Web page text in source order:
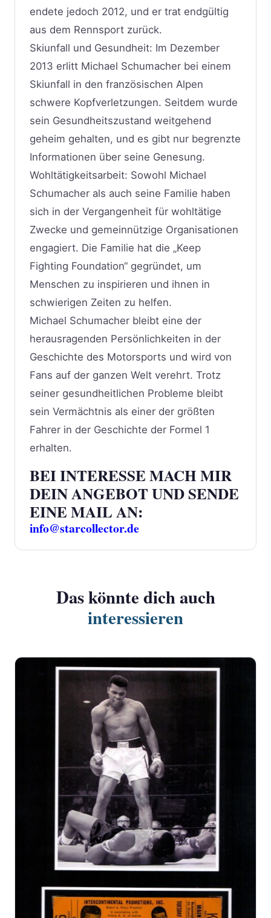
endete jedoch 2012, und er trat endgültig
aus dem Rennsport zurück.
Skiunfall und Gesundheit: Im Dezember
2013 erlitt Michael Schumacher bei einem
Skiunfall in den französischen Alpen
schwere Kopfverletzungen. Seitdem wurde
sein Gesundheitszustand weitgehend
geheim gehalten, und es gibt nur begrenzte
Informationen über seine Genesung.
Wohltätigkeitsarbeit: Sowohl Michael
Schumacher als auch seine Familie haben
sich in der Vergangenheit für wohltätige
Zwecke und gemeinnützige Organisationen
engagiert. Die Familie hat die „Keep
Fighting Foundation“ gegründet, um
Menschen zu inspirieren und ihnen in
schwierigen Zeiten zu helfen.
Michael Schumacher bleibt eine der
herausragenden Persönlichkeiten in der
Geschichte des Motorsports und wird von
Fans auf der ganzen Welt verehrt. Trotz
seiner gesundheitlichen Probleme bleibt
sein Vermächtnis als einer der größten
Fahrer in der Geschichte der Formel 1
erhalten.
BEI INTERESSE MACH MIR
DEIN ANGEBOT UND SENDE
EINE MAIL AN:
info@starcollector.de
Das könnte dich auch
interessieren